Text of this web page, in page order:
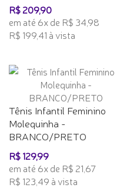
R$ 209,90
em até 6x de R$ 34,98
R$ 199,41 à vista
Tênis Infantil Feminino
Molequinha -
BRANCO/PRETO
R$ 129,99
em até 6x de R$ 21,67
R$ 123,49 à vista